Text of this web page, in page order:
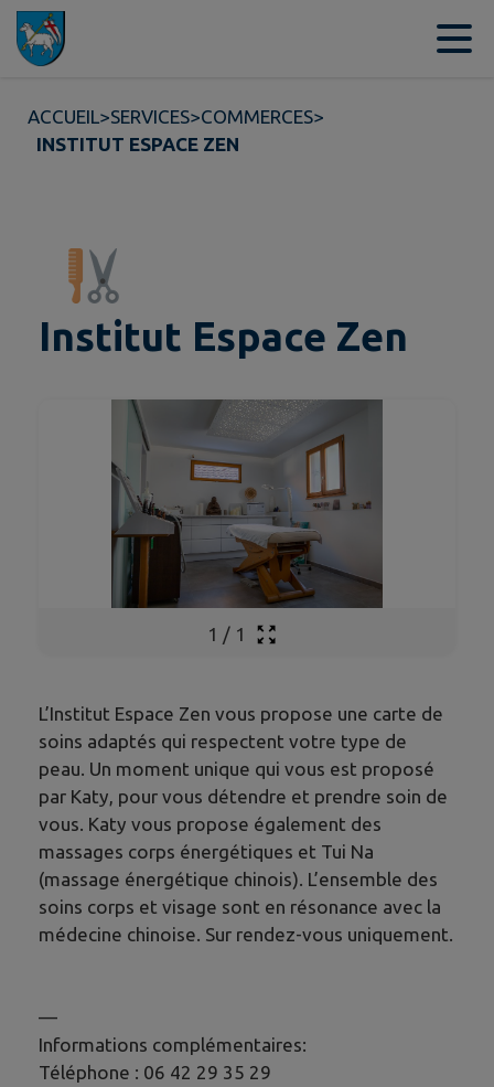
Contenu
ACCUEIL>SERVICES>COMMERCES>
INSTITUT ESPACE ZEN
Institut Espace Zen
1 / 1
L’Institut Espace Zen vous propose une carte de
soins adaptés qui respectent votre type de
peau. Un moment unique qui vous est proposé
par Katy, pour vous détendre et prendre soin de
vous. Katy vous propose également des
massages corps énergétiques et Tui Na
(massage énergétique chinois). L’ensemble des
soins corps et visage sont en résonance avec la
médecine chinoise. Sur rendez-vous uniquement.
—
Informations complémentaires:
Téléphone : 06 42 29 35 29